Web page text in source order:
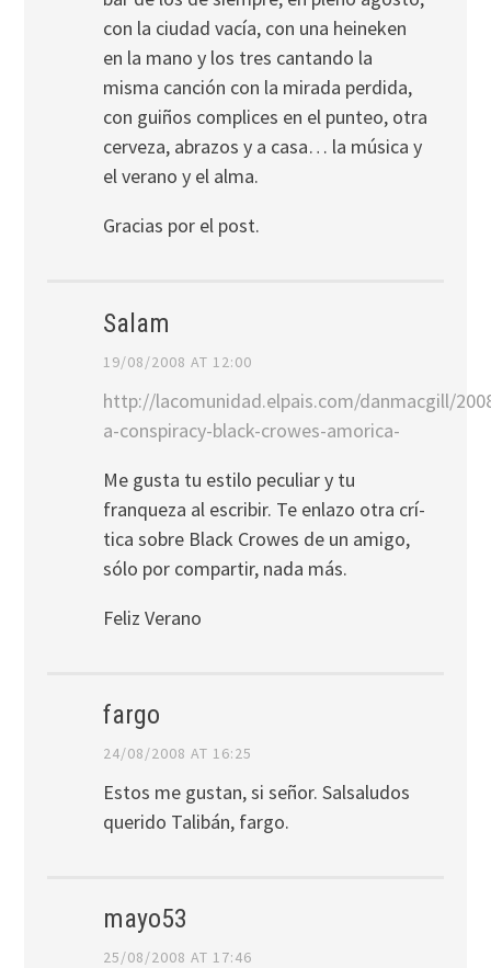
con la ciudad vací­a, con una heineken
en la mano y los tres cantando la
misma canción con la mirada perdida,
con guiños complices en el punteo, otra
cerveza, abrazos y a casa… la música y
el verano y el alma.
Gracias por el post.
Salam
19/08/2008 AT 12:00
http://lacomunidad.elpais.com/danmacgill/
a-conspiracy-black-crowes-amorica-
Me gusta tu estilo peculiar y tu
franqueza al escribir. Te enlazo otra crí­
tica sobre Black Crowes de un amigo,
sólo por compartir, nada más.
Feliz Verano
fargo
24/08/2008 AT 16:25
Estos me gustan, si señor. Salsaludos
querido Talibán, fargo.
mayo53
25/08/2008 AT 17:46